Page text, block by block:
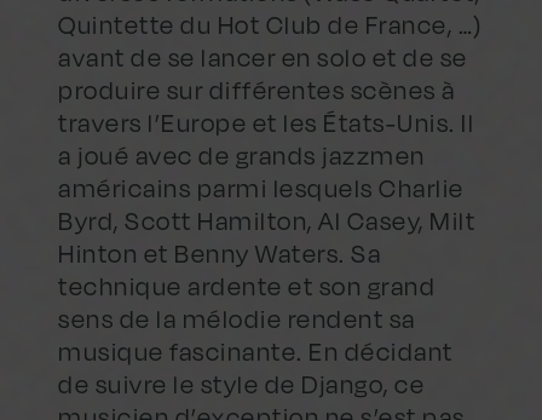
Quintette du Hot Club de France, …)
avant de se lancer en solo et de se
produire sur différentes scènes à
travers l’Europe et les États-Unis. Il
a joué avec de grands jazzmen
américains parmi lesquels Charlie
Byrd, Scott Hamilton, Al Casey, Milt
Hinton et Benny Waters. Sa
technique ardente et son grand
sens de la mélodie rendent sa
musique fascinante. En décidant
de suivre le style de Django, ce